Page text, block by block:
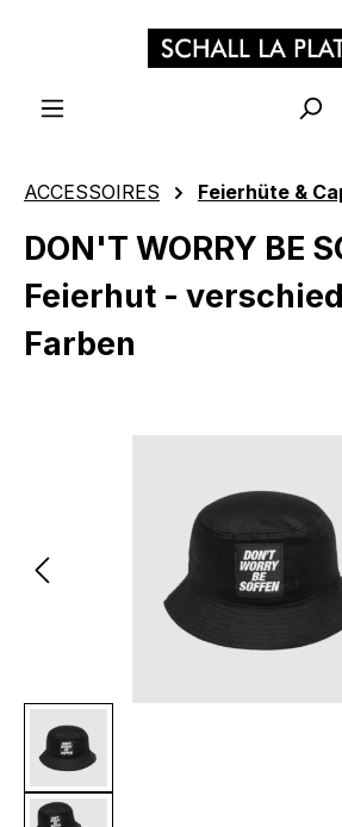
Zum Hauptinhalt springen
ACCESSOIRES Feierhüte &
DON'T WORRY BE
Feierhut -
Farben